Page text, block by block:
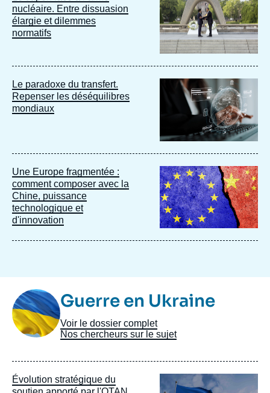
nucléaire. Entre dissuasion
élargie et dilemmes
normatifs
principale
Le paradoxe du transfert.
Repenser les déséquilibres
mondiaux
Image
principale
Une Europe fragmentée :
comment composer avec la
Chine, puissance
technologique et
d'innovation
Image
principale
Image
TaxonomieGuerre en Ukraine
Voir le dossier complet
Nos chercheurs sur le sujet
Évolution stratégique du
Image
principale